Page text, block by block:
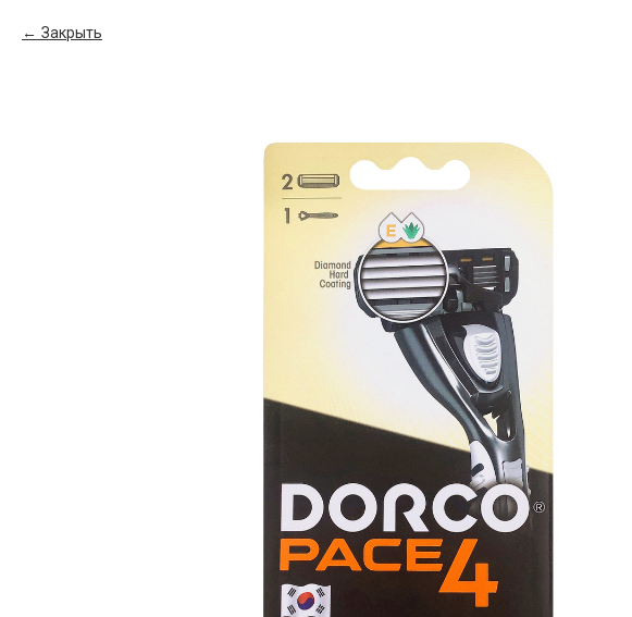
Закрыть